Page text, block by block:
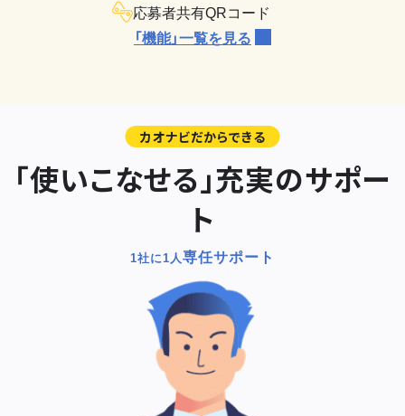
応募者共有QRコード
「機能」一覧を見る
カオナビだからできる
「使いこなせる」充実のサポー
ト
1社に1人専任サポート